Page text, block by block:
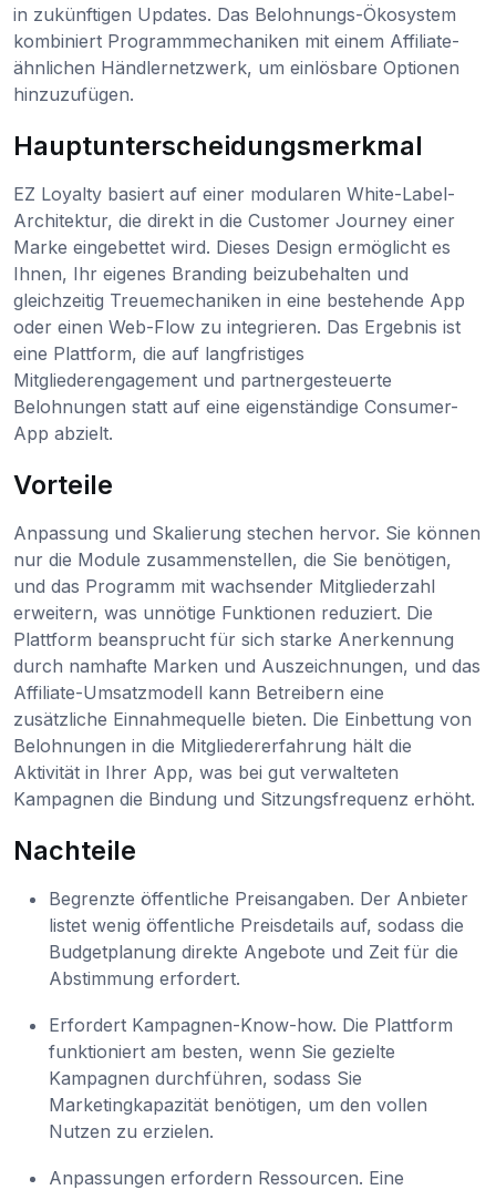
in zukünftigen Updates. Das Belohnungs-Ökosystem
kombiniert Programmmechaniken mit einem Affiliate-
ähnlichen Händlernetzwerk, um einlösbare Optionen
hinzuzufügen.
Hauptunterscheidungsmerkmal
EZ Loyalty basiert auf einer modularen White-Label-
Architektur, die direkt in die Customer Journey einer
Marke eingebettet wird. Dieses Design ermöglicht es
Ihnen, Ihr eigenes Branding beizubehalten und
gleichzeitig Treuemechaniken in eine bestehende App
oder einen Web-Flow zu integrieren. Das Ergebnis ist
eine Plattform, die auf langfristiges
Mitgliederengagement und partnergesteuerte
Belohnungen statt auf eine eigenständige Consumer-
App abzielt.
Vorteile
Anpassung und Skalierung stechen hervor. Sie können
nur die Module zusammenstellen, die Sie benötigen,
und das Programm mit wachsender Mitgliederzahl
erweitern, was unnötige Funktionen reduziert. Die
Plattform beansprucht für sich starke Anerkennung
durch namhafte Marken und Auszeichnungen, und das
Affiliate-Umsatzmodell kann Betreibern eine
zusätzliche Einnahmequelle bieten. Die Einbettung von
Belohnungen in die Mitgliedererfahrung hält die
Aktivität in Ihrer App, was bei gut verwalteten
Kampagnen die Bindung und Sitzungsfrequenz erhöht.
Nachteile
Begrenzte öffentliche Preisangaben. Der Anbieter
listet wenig öffentliche Preisdetails auf, sodass die
Budgetplanung direkte Angebote und Zeit für die
Abstimmung erfordert.
Erfordert Kampagnen-Know-how. Die Plattform
funktioniert am besten, wenn Sie gezielte
Kampagnen durchführen, sodass Sie
Marketingkapazität benötigen, um den vollen
Nutzen zu erzielen.
Anpassungen erfordern Ressourcen. Eine